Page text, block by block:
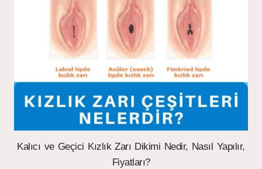
Kalıcı ve Geçici Kızlık Zarı Dikimi Nedir, Nasıl Yapılır,
Fiyatları?